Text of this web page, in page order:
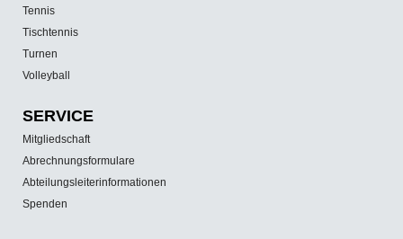
Tennis
Tischtennis
Turnen
Volleyball
SERVICE
Mitgliedschaft
Abrechnungsformulare
Abteilungsleiterinformationen
Spenden